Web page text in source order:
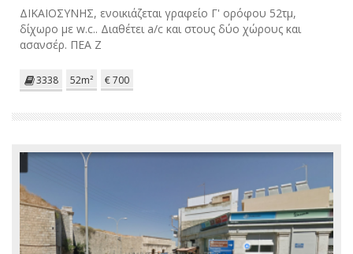
ΔΙΚΑΙΟΣΥΝΗΣ, ενοικιάζεται γραφείο Γ' ορόφου 52τμ,
δίχωρο με w.c.. Διαθέτει a/c και στους δύο χώρους και
ασανσέρ. ΠΕΑ Ζ
3338 52m² € 700